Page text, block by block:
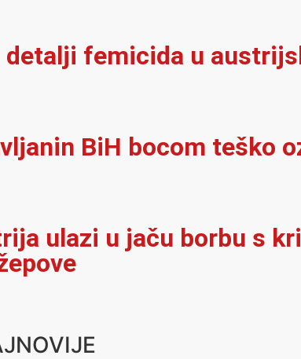
detalji femicida u
BiH bocom teško
ulazi u jaču borbu s